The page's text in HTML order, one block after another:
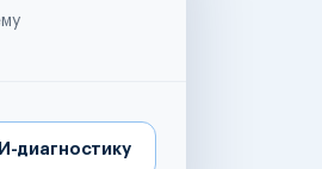
диагностику